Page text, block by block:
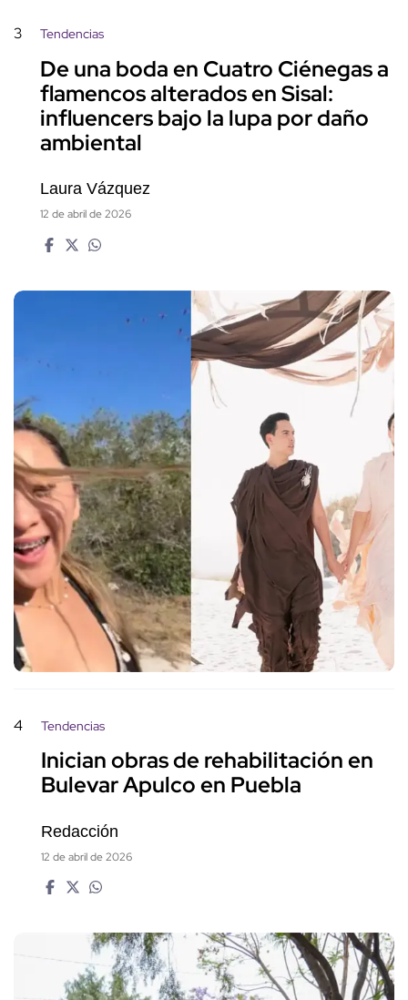
3 Tendencias
De una boda en Cuatro Ciénegas a
flamencos alterados en Sisal:
influencers bajo la lupa por daño
ambiental
Laura Vázquez
12 de abril de 2026
4 Tendencias
Inician obras de rehabilitación en
Bulevar Apulco en Puebla
Redacción
12 de abril de 2026